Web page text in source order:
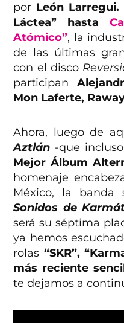
por León Larregui.
Láctea” hasta
Atómico”, la
de las últimas
con el disco
participan
Mon Laferte,
Ahora, luego de
Aztlán -que
Mejor Álbum
homenaje
México, la banda
Sonidos de
será su séptima
ya hemos
rolas “SKR”,
más reciente
te dejamos a